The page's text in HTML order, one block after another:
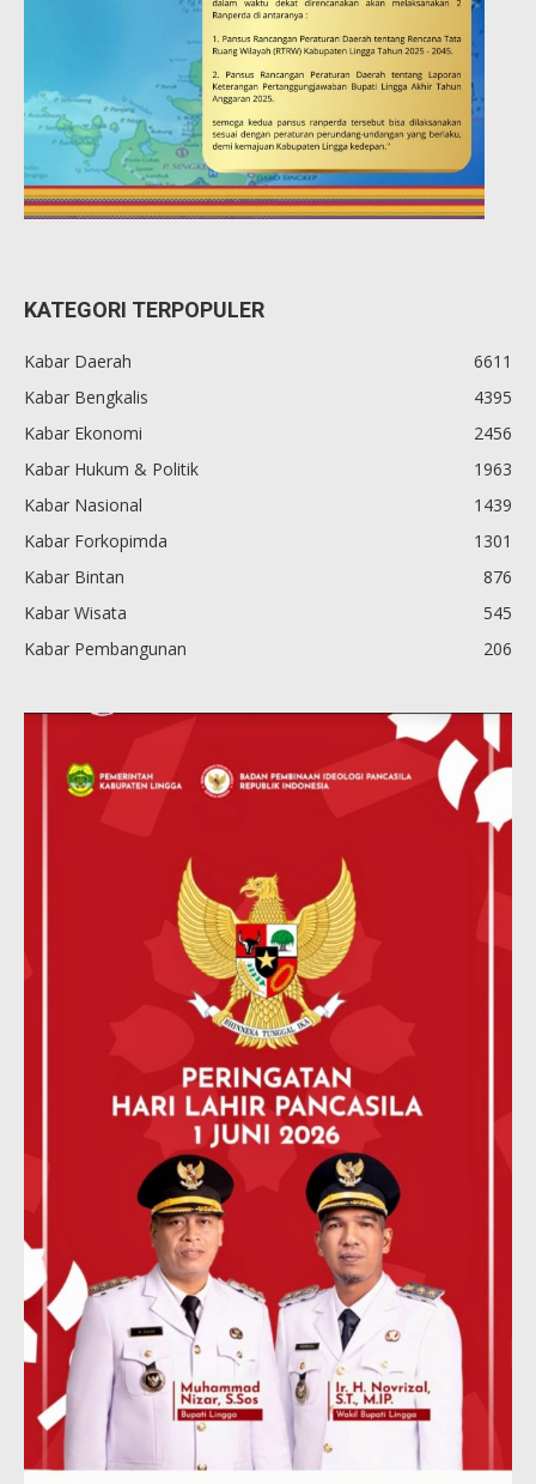
KATEGORI TERPOPULER
Kabar Daerah
6611
Kabar Bengkalis
4395
Kabar Ekonomi
2456
Kabar Hukum & Politik
1963
Kabar Nasional
1439
Kabar Forkopimda
1301
Kabar Bintan
876
Kabar Wisata
545
Kabar Pembangunan
206